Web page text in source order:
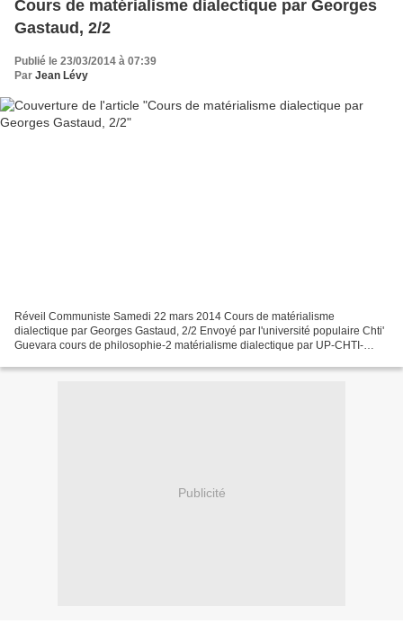
Cours de matérialisme dialectique par Georges
Gastaud, 2/2
Publié le 23/03/2014 à 07:39
Par Jean Lévy
Réveil Communiste Samedi 22 mars 2014 Cours de matérialisme
dialectique par Georges Gastaud, 2/2 Envoyé par l'université populaire Chti'
Guevara cours de philosophie-2 matérialisme dialectique par UP-CHTI-
Publicité